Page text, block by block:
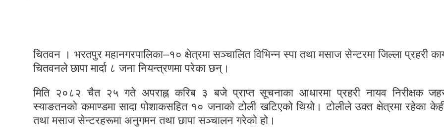
चितवन । भरतपुर महानगरपालिका–१० क्षेत्रमा सञ्चालित विभिन्न स्पा तथा मसाज सेन्टरमा जिल्ला प्रहरी
चितवनले छापा मार्दा ८ जना नियन्त्रणमा परेका छन्।
मिति २०८२ चैत २५ गते अपराह्न करिब ३ बजे प्राप्त सूचनाका आधारमा प्रहरी नायव निरीक्षक
स्याङतनको कमाण्डमा सादा पोशाकसहित १० जनाको टोली खटिएको थियो। टोलीले उक्त क्षेत्रमा रहेका
तथा मसाज सेन्टरहरूमा अनुगमन तथा छापा सञ्चालन गरेको हो।